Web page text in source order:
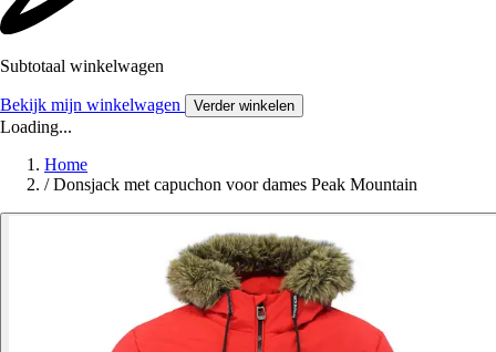
Subtotaal winkelwagen
Bekijk mijn winkelwagen Verder winkelen
Loading...
Home
/ Donsjack met capuchon voor dames Peak Mountain